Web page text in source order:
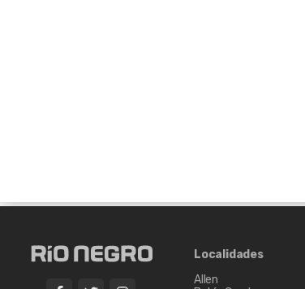
Localidades
Allen